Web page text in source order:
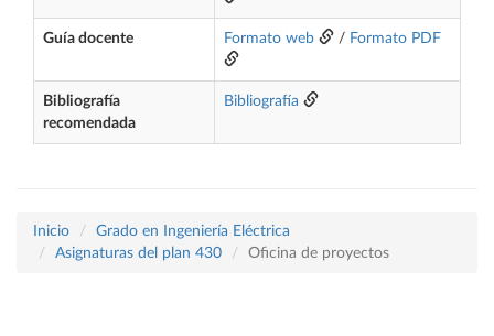
Guía docente Formato web / Formato PDF
Bibliografía
recomendada
Bibliografía
Inicio
Grado en Ingeniería Eléctrica
Asignaturas del plan 430
Oficina de proyectos